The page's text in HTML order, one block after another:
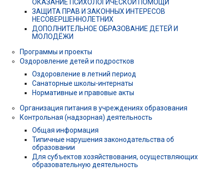
ОКАЗАНИЕ ПСИХОЛОГИЧЕСКОЙ ПОМОЩИ
ЗАЩИТА ПРАВ И ЗАКОННЫХ ИНТЕРЕСОВ
НЕСОВЕРШЕННОЛЕТНИХ
ДОПОЛНИТЕЛЬНОЕ ОБРАЗОВАНИЕ ДЕТЕЙ И
МОЛОДЁЖИ
Программы и проекты
Оздоровление детей и подростков
Оздоровление в летний период
Санаторные школы-интернаты
Нормативные и правовые акты
Организация питания в учреждениях образования
Контрольная (надзорная) деятельность
Общая информация
Типичные нарушения законодательства об
образовании
Для субъектов хозяйствования, осуществляющих
образовательную деятельность